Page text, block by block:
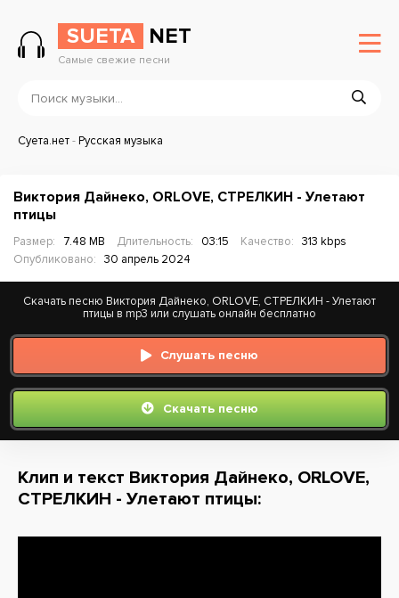
SUETA NET
Самые свежие песни
Суета.нет-Русская музыка
Виктория Дайнеко, ORLOVE, СТРЕЛКИН - Улетают
птицы
Размер: 7.48 MB Длительность: 03:15 Качество:
313 kbps
Опубликовано:
30 апрель 2024
Скачать песню Виктория Дайнеко, ORLOVE, СТРЕЛКИН - Улетают
птицы в mp3 или слушать онлайн бесплатно
Слушать песню
Скачать песню
Клип и текст Виктория Дайнеко, ORLOVE,
СТРЕЛКИН - Улетают птицы: